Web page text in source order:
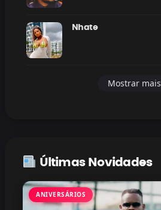
Nhate
Mostrar mais
Últimas Novidades
ANIVERSÁRIOS